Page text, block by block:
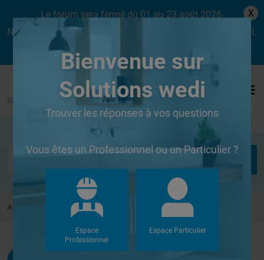
Le forum sera fermé du 01 au 23 août 2026.
Nous aurons le plaisir de vous retrouver dès le lundi 24 août.
X
Se connecter
Accueil Forums Autres carrelage sol sur isolant de 20 mm
Administrateur
Bienvenue sur
Solutions wedi
Trouver les réponses à vos questions
Vous êtes un Professionnel ou un Particulier ?
Espace
Professionnel
Espace Particulier